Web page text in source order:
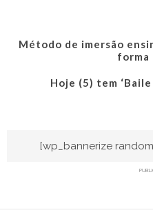
Método de imersão
forma
Hoje (5) tem ‘Baile
[wp_bannerize